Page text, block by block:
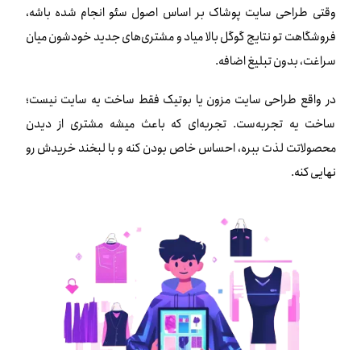
وقتی طراحی سایت پوشاک بر اساس اصول سئو انجام شده باشه،
فروشگاهت تو نتایج گوگل بالا میاد و مشتری‌های جدید خودشون میان
سراغت، بدون تبلیغ اضافه.
در واقع طراحی سایت مزون یا بوتیک فقط ساخت یه سایت نیست؛
ساخت یه تجربه‌ست. تجربه‌ای که باعث میشه مشتری از دیدن
محصولاتت لذت ببره، احساس خاص بودن کنه و با لبخند خریدش رو
نهایی کنه.